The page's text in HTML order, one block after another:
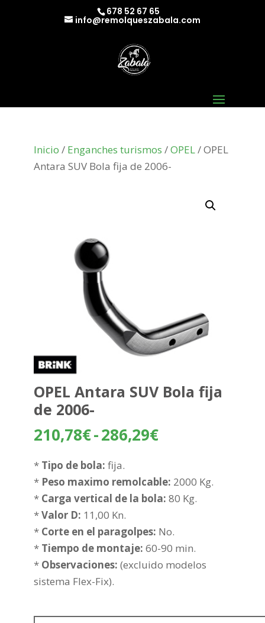
678 52 67 65
info@remolqueszabala.com
Inicio / Enganches turismos /OPEL/ OPEL
Antara SUV Bola fija de 2006-
OPEL Antara SUV Bola fija
de 2006-
210,78€-286,29€Rango
desde
210,78€
286,29€
* Tipo de bola: fija.
* Peso maximo remolcable: 2000 Kg.
* Carga vertical de la bola: 80 Kg.
*Valor D: 11,00 Kn.
* Corte en el paragolpes: No.
* Tiempo de montaje: 60-90 min.
* Observaciones: (excluido modelos
sistema Flex-Fix).